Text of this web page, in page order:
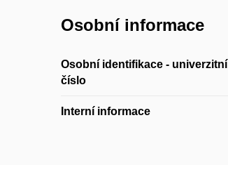
Osobní informace
Osobní identifikace - univerzitní
číslo
Interní informace